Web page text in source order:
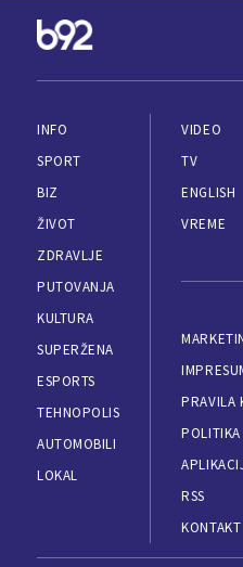
INFO
SPORT
BIZ
ŽIVOT
ZDRAVLJE
PUTOVANJA
KULTURA
SUPERŽENA
ESPORTS
TEHNOPOLIS
AUTOMOBILI
LOKAL
VIDEO
TV
ENGLISH
VREME
PRAVILA
RSS
KONTAKT